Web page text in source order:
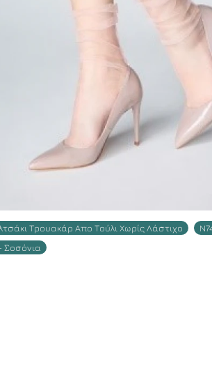
Τρουακάρ Απο Τούλι Χωρίς Λάστιχο
Σοσόνια